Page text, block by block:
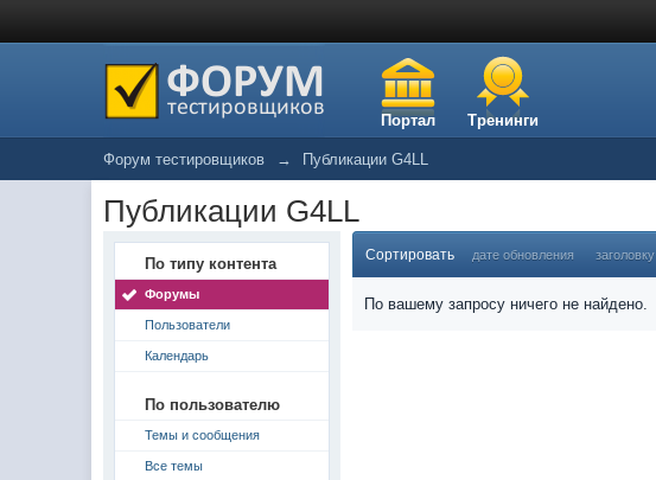
Портал Тренинги
Форум тестировщиков → Публикации G4LL
Публикации G4LL
По типу контента
Форумы
Пользователи
Календарь
По пользователю
Темы и сообщения
Все темы
Сортировать дате обновления заголовку
По вашему запросу ничего не найдено.